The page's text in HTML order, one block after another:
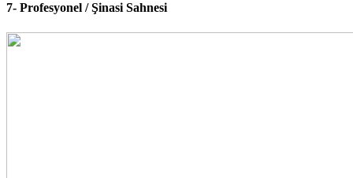
7- Profesyonel / Şinasi Sahnesi